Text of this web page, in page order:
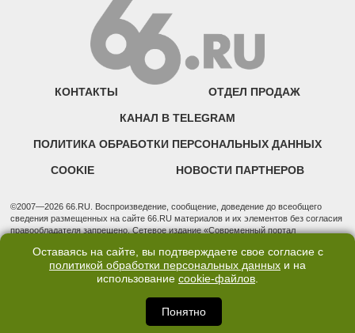
КОНТАКТЫ ОТДЕЛ ПРОДАЖ
КАНАЛ В TELEGRAM
ПОЛИТИКА ОБРАБОТКИ ПЕРСОНАЛЬНЫХ ДАННЫХ
COOKIE НОВОСТИ ПАРТНЕРОВ
©2007—2026 66.RU. Воспроизведение, сообщение, доведение до всеобщего
сведения размещенных на сайте 66.RU материалов и их элементов без согласия
правообладателя запрещено. Сетевое издание «Современный портал
надзору в сфере связи, информационных технологий и массовых коммуникаций
(Роскомнадзор). Регистрационный номер ЭЛ № ФС 77 - 76634 от 02.09.2019
Учредитель: Общество с ограниченной ответственностью "66.ру". Юридический
3, оф. 7015 Фактический адрес редакции и отдела продаж: 620014, Свердловская
обл., г. Екатеринбург, ул. Бориса Ельцина, д. 3, оф. 7015, +7 (343) 288-50-66
info@news.66.ru Главный редактор: Шлыков Дмитрий Владимирович
Оставаясь на сайте, вы подтверждаете свое согласие с
политикой обработки персональных данных и на
использование cookie-файлов.
Понятно